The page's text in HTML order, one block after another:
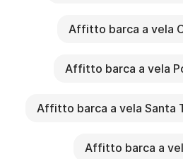
Affitto barca a vela
Affitto barca a vela
Affitto barca a vela Santa
Affitto barca a